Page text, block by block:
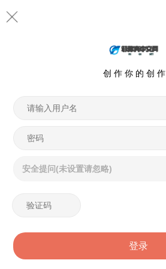
创 作 你 的 创 作
安全提问(未设置请忽略)
登录